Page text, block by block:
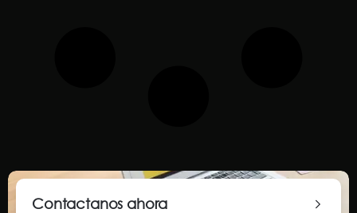
Contactanos ahora